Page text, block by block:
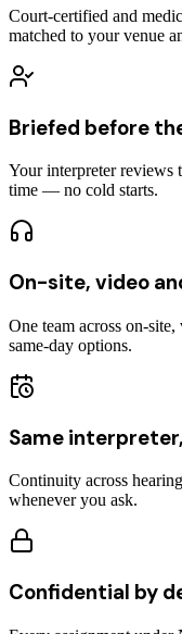
Court-certified and
matched to your venue
Briefed before
Your interpreter reviews
time — no cold starts.
On-site, video
One team across on-
same-day options.
Same
Continuity across
whenever you ask.
Confidential by